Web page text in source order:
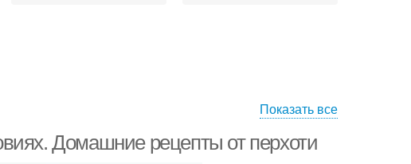
Показать все
Домашние рецепты от перхоти